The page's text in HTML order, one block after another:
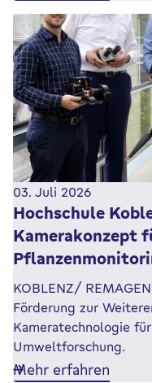
03. Juli 2026
Hochschule
Kamerakonzept
KOBLENZ/
Förderung zur
Kameratechnologie
Umweltforschung.
Mehr erfahren